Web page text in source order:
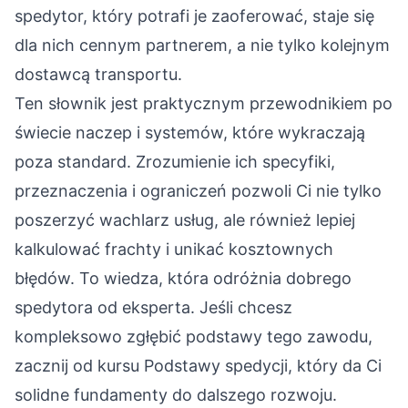
spedytor, który potrafi je zaoferować, staje się
dla nich cennym partnerem, a nie tylko kolejnym
dostawcą transportu.
Ten słownik jest praktycznym przewodnikiem po
świecie naczep i systemów, które wykraczają
poza standard. Zrozumienie ich specyfiki,
przeznaczenia i ograniczeń pozwoli Ci nie tylko
poszerzyć wachlarz usług, ale również lepiej
kalkulować frachty i unikać kosztownych
błędów. To wiedza, która odróżnia dobrego
spedytora od eksperta. Jeśli chcesz
kompleksowo zgłębić podstawy tego zawodu,
zacznij od kursu Podstawy spedycji, który da Ci
solidne fundamenty do dalszego rozwoju.